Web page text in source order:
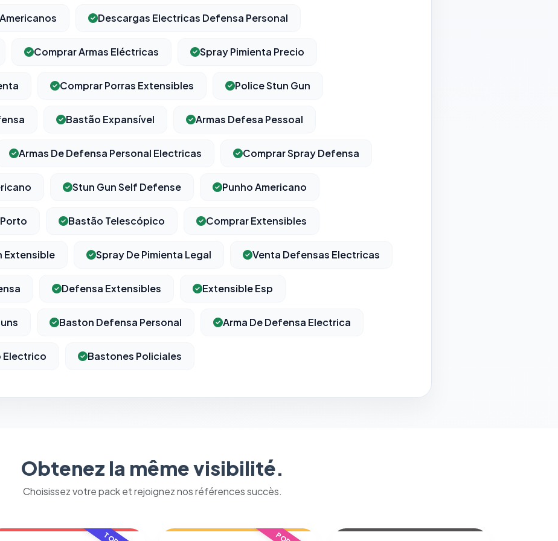
Descargas Electricas Defensa Personal
Comprar Armas Eléctricas Spray Pimienta Precio
Comprar Porras Extensibles Police Stun Gun
Bastão Expansível Armas Defesa Pessoal
Armas De Defensa Personal Electricas Comprar Spray Defensa
Stun Gun Self Defense Punho Americano
Bastão Telescópico Comprar Extensibles
Extensible Spray De Pimienta Legal Venta Defensas Electricas
Defensa Extensibles Extensible Esp
Baston Defensa Personal Arma De Defensa Electrica
Electrico Bastones Policiales
Obtenez la même visibilité.
Choisissez votre pack et rejoignez nos références succès.